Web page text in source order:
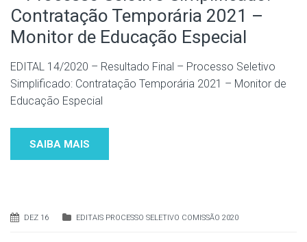
Contratação Temporária 2021 –
Monitor de Educação Especial
EDITAL 14/2020 – Resultado Final – Processo Seletivo
Simplificado: Contratação Temporária 2021 – Monitor de
Educação Especial
SAIBA MAIS
DEZ 16 EDITAIS PROCESSO SELETIVO COMISSÃO 2020